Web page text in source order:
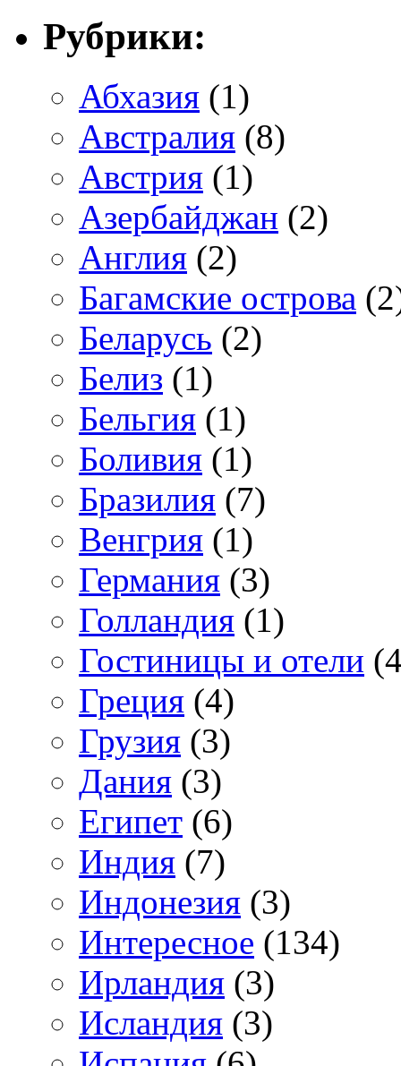
Рубрики:
Абхазия (1)
Австралия (8)
Австрия (1)
Азербайджан (2)
Англия (2)
Багамские острова
Беларусь (2)
Белиз (1)
Бельгия (1)
Боливия (1)
Бразилия (7)
Венгрия (1)
Германия (3)
Голландия (1)
Гостиницы и отели
Греция (4)
Грузия (3)
Дания (3)
Египет (6)
Индия (7)
Индонезия (3)
Интересное (134)
Ирландия (3)
Исландия (3)